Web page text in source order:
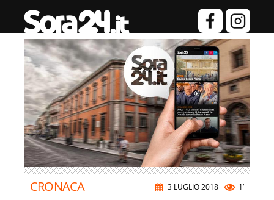
3 LUGLIO 2018 1’
CRONACA